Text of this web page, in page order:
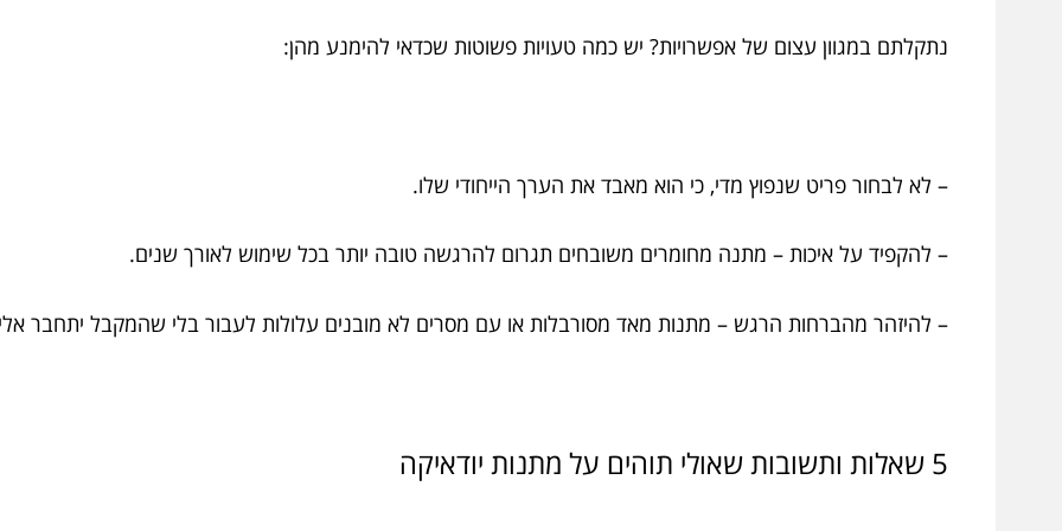
נתקלתם במגוון עצום של אפשרויות? יש כמה טעויות פשוטות שכדאי להימנע מהן:
– לא לבחור פריט שנפוץ מדי, כי הוא מאבד את הערך הייחודי שלו.
– להקפיד על איכות – מתנה מחומרים משובחים תגרום להרגשה טובה יותר בכל שימוש לאורך שנים.
– להיזהר מהברחות הרגש – מתנות מאד מסורבלות או עם מסרים לא מובנים עלולות לעבור בלי שהמקבל יתחבר
5 שאלות ותשובות שאולי תוהים על מתנות יודאיקה